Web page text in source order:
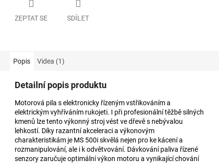
ZEPTAT SE SDÍLET
Popis Videa (1)
Detailní popis produktu
Motorová pila s elektronicky řízeným vstřikováním a
elektrickým vyhříváním rukojeti. I při profesionální těžbě silných
kmenů lze tento výkonný stroj vést ve dřevě s nebývalou
lehkostí. Díky razantní akceleraci a výkonovým
charakteristikám je MS 500i skvělá nejen pro ke kácení a
rozmanipulování, ale i k odvětvování. Dávkování paliva řízené
senzory zaručuje optimální výkon motoru a vynikající chování